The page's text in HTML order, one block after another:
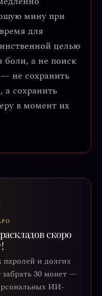
мину при
для
целью
боли, а не поиск
не сохранить
сохранить
в момент их
скоро
и долгих
забрать 30 монет —
ИИ-